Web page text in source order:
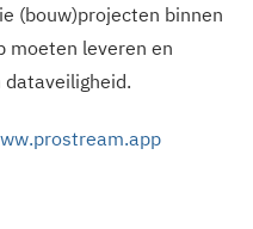
(bouw)projecten binnen
moeten leveren en
dataveiligheid.